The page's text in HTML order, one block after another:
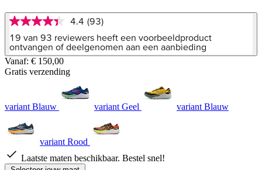
4.4
van
5
sterren,
gemiddelde
scorewaarde.
Dezelfde
4.4 (93)
19 van 93 reviewers heeft een voorbeeldproduct
ontvangen of deelgenomen aan een aanbieding
Vanaf: € 150,00
Gratis verzending
variant Blauw variant Geel variant Blauw
variant Rood
Laatste maten beschikbaar. Bestel snel!